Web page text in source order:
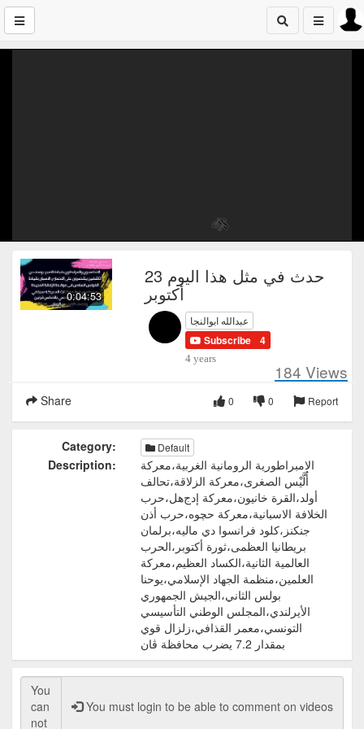
0:04:53
حدث في مثل هذا اليوم 23
أكتوبر
عبدالله ابوالنجا
Subscribe 4
4 years
184 Views
Share Report
0
0
Category: Default
Description:
الامبراطورية الرومانية الغربية،معركة
أُلَّيْس الصغرى،معركة الزلاقة،تحالف
أولد،القرة خانيون،معركة إدج‌هل،حرب
الخلافة الاسبانية،معركة حچوه،حرب أذن
جنكنز،كلود فرانسوا دي ماليه،برلمان
بريطانيا العظمى،ثورة أكتوبر،الحرب
العالمية الثانية،الكساد العظيم،معركة
العلمين،منظمة الجهاد الإسلامي،يوحنا
بولس الثاني،الجيش الجمهوري
الأيرلندي،المجلس الوطني التأسيسي
التونسي،معمر القذافي،زلزال قوي
بمقدار 7.2 يضرب محافظة ڤان
You must login to be able to comment on videos